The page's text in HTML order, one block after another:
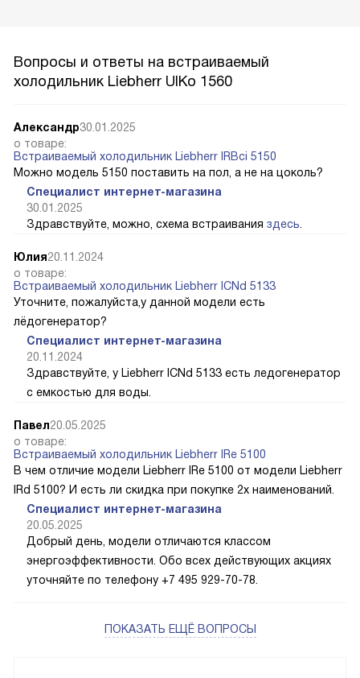
Вопросы и ответы на встраиваемый
холодильник Liebherr UIKo 1560
Александр30.01.2025
о товаре:
Встраиваемый холодильник Liebherr IRBci 5150
Можно модель 5150 поставить на пол, а не на цоколь?
Специалист интернет-магазина
30.01.2025
Здравствуйте, можно, схема встраивания здесь.
Юлия20.11.2024
о товаре:
Встраиваемый холодильник Liebherr ICNd 5133
Уточните, пожалуйста,у данной модели есть
лёдогенератор?
Специалист интернет-магазина
20.11.2024
Здравствуйте, у Liebherr ICNd 5133 есть ледогенератор
с емкостью для воды.
Павел20.05.2025
о товаре:
Встраиваемый холодильник Liebherr IRe 5100
В чем отличие модели Liebherr IRe 5100 от модели Liebherr
IRd 5100? И есть ли скидка при покупке 2х наименований.
Специалист интернет-магазина
20.05.2025
Добрый день, модели отличаются классом
энергоэффективности. Обо всех действующих акциях
уточняйте по телефону +7 495 929-70-78.
ПОКАЗАТЬ ЕЩЁ ВОПРОСЫ